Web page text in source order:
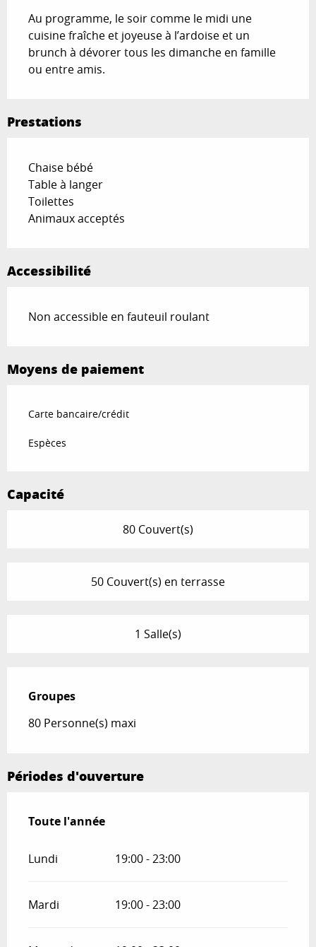
Au programme, le soir comme le midi une
cuisine fraîche et joyeuse à l’ardoise et un
brunch à dévorer tous les dimanche en famille
ou entre amis.
Prestations
Chaise bébé
Table à langer
Toilettes
Animaux acceptés
Accessibilité
Non accessible en fauteuil roulant
Moyens de paiement
Carte bancaire/crédit
Espèces
Capacité
80 Couvert(s)
50 Couvert(s) en terrasse
1 Salle(s)
Groupes
Groupes
80 Personne(s) maxi
Périodes d'ouverture
Toute l'année
Toute l'année
Lundi 19:00 - 23:00
Mardi 19:00 - 23:00